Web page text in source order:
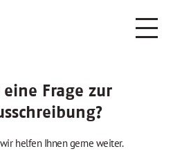
eine Frage zur
helfen Ihnen gerne weiter.